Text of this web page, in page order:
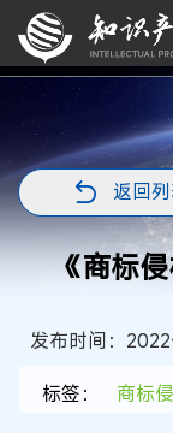
返回
《商标
发布时间：
标签：
商标